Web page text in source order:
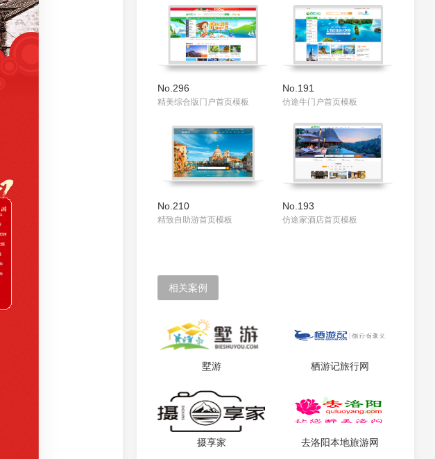
No.296
精美综合版门户首页模板
No.191
仿途牛门户首页模板
No.210
精致自助游首页模板
No.193
仿途家酒店首页模板
相关案例
墅游 栖游记旅行网
摄享家 去洛阳本地旅游网